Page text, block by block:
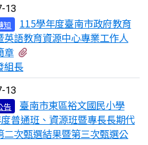
13
知
115學年度臺南市政府教育
英語教育資源中心專業工作人
章
組長
13
告
臺南市東區裕文國民小學
普通班、資源班暨專長長期代
二次甄選結果暨第三次甄選公